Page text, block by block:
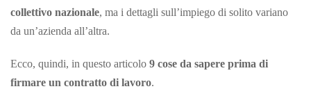
collettivo nazionale, ma i dettagli sull’impiego di solito variano
da un’azienda all’altra.
Ecco, quindi, in questo articolo 9 cose da sapere prima di
firmare un contratto di lavoro.